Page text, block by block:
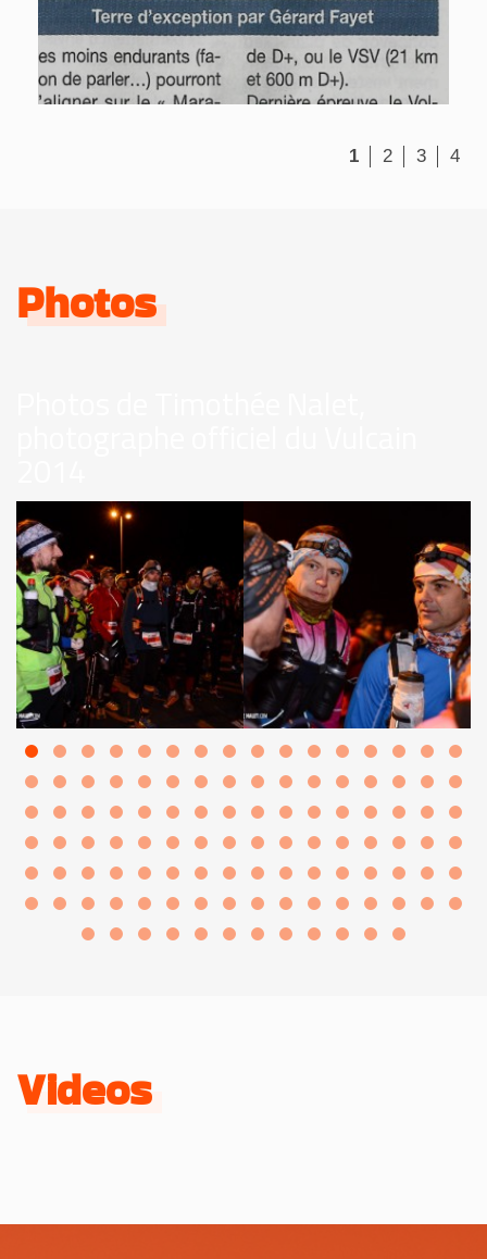
1 2 3 4
Photos
Videos